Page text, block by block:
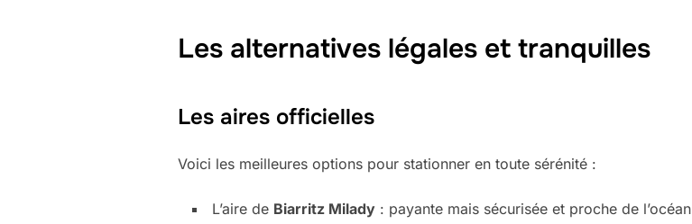
Les alternatives légales et tranquilles
Les aires officielles
Voici les meilleures options pour stationner en toute sérénité :
L’aire de Biarritz Milady : payante mais sécurisée et proche de l’océan